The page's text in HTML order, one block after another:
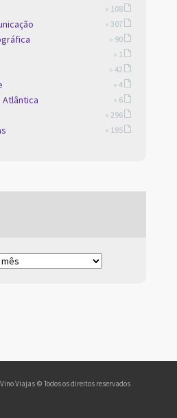
» 108
» 307
» 90
» 1
» 42
» 4
Atlântica » 6
» 296
» 195
Vino Viajas © Todos os direitos reservados